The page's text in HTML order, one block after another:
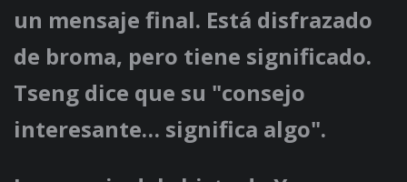
un mensaje final. Está disfrazado
de broma, pero tiene significado.
Tseng dice que su "consejo
interesante… significa algo".